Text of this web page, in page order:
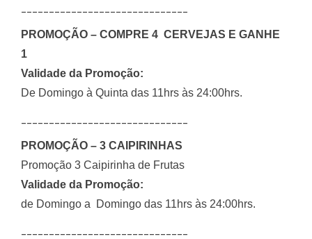
PROMOÇÃO – COMPRE 4 CERVEJAS E GANHE
1
Validade da Promoção:
De Domingo à Quinta das 11hrs às 24:00hrs.
PROMOÇÃO – 3 CAIPIRINHAS
Promoção 3 Caipirinha de Frutas
Validade da Promoção:
de Domingo a Domingo das 11hrs às 24:00hrs.